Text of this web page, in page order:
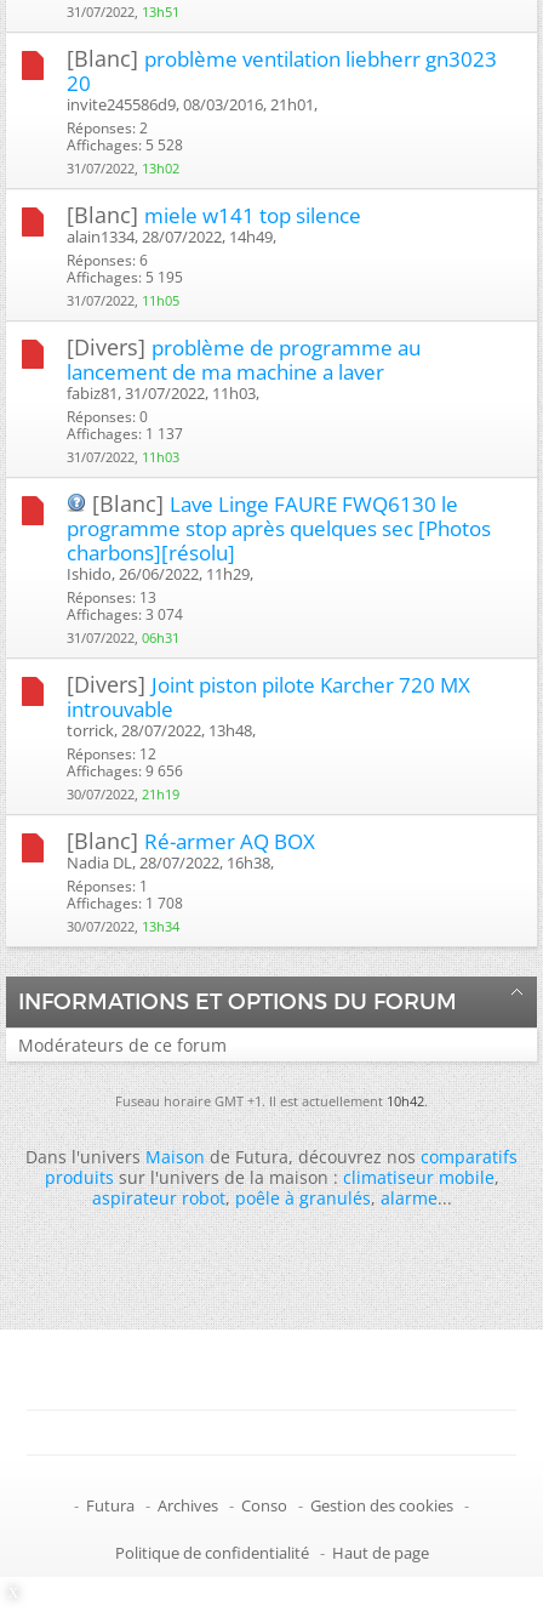
31/07/2022, 13h51
[Blanc] problème ventilation liebherr gn3023
20
invite245586d9, 08/03/2016, 21h01, ‎
Réponses: 2
Affichages: 5 528
31/07/2022, 13h02
[Blanc] miele w141 top silence
alain1334, 28/07/2022, 14h49, ‎
Réponses: 6
Affichages: 5 195
31/07/2022, 11h05
[Divers] problème de programme au
lancement de ma machine a laver
fabiz81, 31/07/2022, 11h03, ‎
Réponses: 0
Affichages: 1 137
31/07/2022, 11h03
[Blanc] Lave Linge FAURE FWQ6130 le
programme stop après quelques sec [Photos
charbons][résolu]
Ishido, 26/06/2022, 11h29, ‎
Réponses: 13
Affichages: 3 074
31/07/2022, 06h31
[Divers] Joint piston pilote Karcher 720 MX
introuvable
torrick, 28/07/2022, 13h48, ‎
Réponses: 12
Affichages: 9 656
30/07/2022, 21h19
[Blanc] Ré-armer AQ BOX
Nadia DL, 28/07/2022, 16h38, ‎
Réponses: 1
Affichages: 1 708
30/07/2022, 13h34
INFORMATIONS ET OPTIONS DU FORUM
Modérateurs de ce forum
Fuseau horaire GMT +1. Il est actuellement10h42.
Dans l'universMaisonde Futura, découvrez noscomparatifs
produitssur l'univers de la maison :climatiseur mobile,
aspirateur robot,poêle à granulés,alarme...
- Futura - Archives - Conso - Gestion des cookies -
Politique de confidentialité - Haut de page